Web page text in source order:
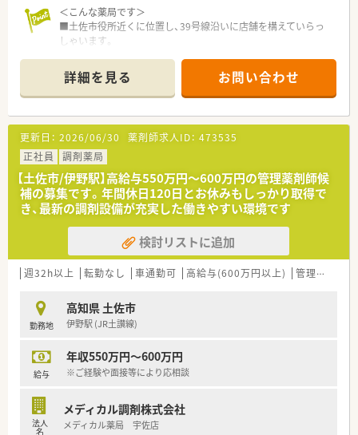
＜こんな薬局です＞
■土佐市役所近くに位置し、39号線沿いに店舗を構えていらっ
しゃいます。
とを大切にお考えです。
■隣接する医院より耳鼻科を応需し、広域処方箋や在宅（施設お
よび居宅）の患者様対応をされています。
ています。
■外来処方箋対応のみではありませんので、幅広い患者様とやり
取りができる環境です。
■一包化業務が多いため、一包化監査システムを導入し、便利さ
と効率化を進められています。
＜業務内容＞
■処方箋による調剤業務、服薬指導、薬剤情報の提供など
■全体の応需処方箋枚数は80枚/日で、薬剤師4名、事務員3名の
方が在籍されています。
＜研修制度＞
開催もあります。
＜法人特徴＞
い健康をお届けされています。
■平成25年に開業をされ外来処方箋対応・在宅業務（施設・居宅
■一包化監査システム導入やＬＩＮＥで処方箋受付・呼び出しベ
ルの導入など便利さも大切にされています。
■法人としては、地元で肥料卸をされていた歴史もあり、息子さ
詳細を見る お問い合わせ
更新日： 2026/06/30 薬剤師求人ID： 473535
正社員
調剤薬局
【土佐市/伊野駅】高給与550万円〜600万円の管理薬剤師候
補の募集です。年間休日120日とお休みもしっかり取得で
き、最新の調剤設備が充実した働きやすい環境です
検討リストに追加
週32h以上 転勤なし 車通勤可 高給与(600万円以上) 管理薬剤師
勤務地
高知県 土佐市
伊野駅 (JR土讃線)
給与
年収550万円～600万円
※ご経験や面接等により応相談
法人
名
メディカル調剤株式会社
メディカル薬局 宇佐店